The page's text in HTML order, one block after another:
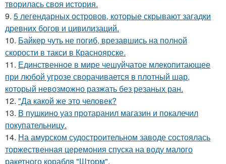
творилась своя история.
9. 5 легендарных островов, которые скрывают загадки
древних богов и цивилизаций.
10. Байкер чуть не погиб, врезавшись на полной
скорости в такси в Красноярске.
11. Единственное в мире чешуйчатое млекопитающее
при любой угрозе сворачивается в плотный шар,
который невозможно разжать без резаных ран.
12. "Да какой же это человек?
13. В пушкино уаз протаранил магазин и покалечил
покупательницу.
14. На амурском судостроительном заводе состоялась
торжественная церемония спуска на воду малого
ракетного корабля "Шторм".